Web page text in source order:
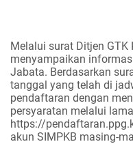
Melalui surat Ditjen GTK
menyampaikan
Jabata. Berdasarkan
tanggal yang telah di
pendaftaran dengan
persyaratan melalui
https://
akun SIMPKB masing-